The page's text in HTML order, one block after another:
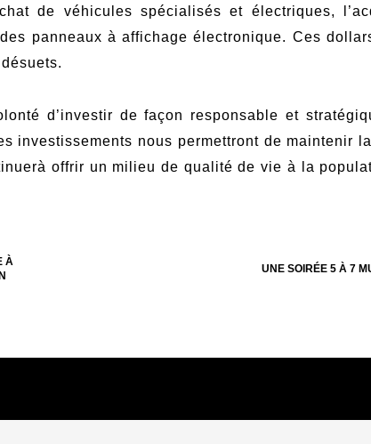
de véhicules spécialisés et électriques,
panneaux à affichage électronique. Ces
d’investir de façon responsable et
investissements nous permettront de maintenir
offrir un milieu de qualité de vie à la
À
UNE SOIRÉE 5 À 7